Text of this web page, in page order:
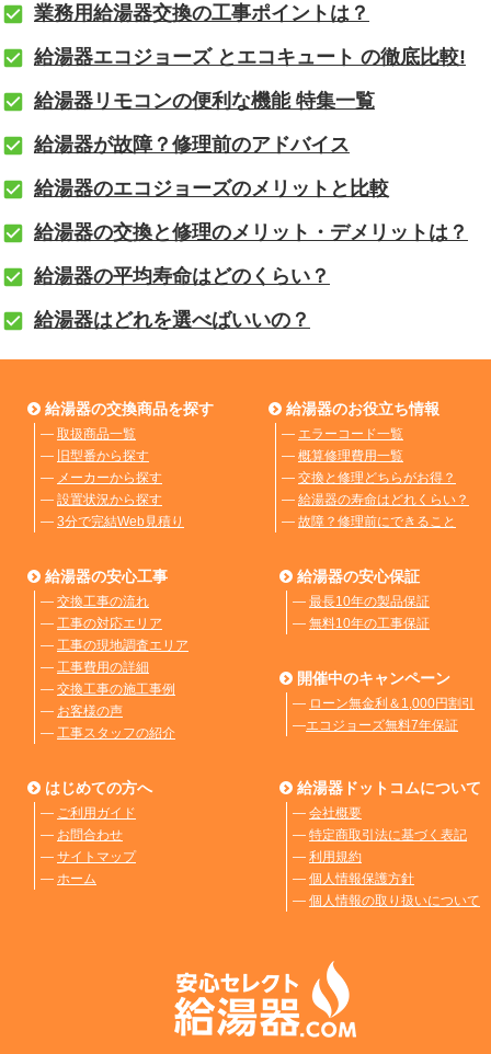
業務用給湯器交換の工事ポイントは？
給湯器エコジョーズ とエコキュート の徹底比較!
給湯器リモコンの便利な機能 特集一覧
給湯器が故障？修理前のアドバイス
給湯器のエコジョーズのメリットと比較
給湯器の交換と修理のメリット・デメリットは？
給湯器の平均寿命はどのくらい？
給湯器はどれを選べばいいの？
給湯器の交換商品を探す
― 取扱商品一覧
― 旧型番から探す
― メーカーから探す
― 設置状況から探す
― 3分で完結Web見積り
給湯器のお役立ち情報
― エラーコード一覧
― 概算修理費用一覧
― 交換と修理どちらがお得？
― 給湯器の寿命はどれくらい？
― 故障？修理前にできること
給湯器の安心工事
― 交換工事の流れ
― 工事の対応エリア
― 工事の現地調査エリア
― 工事費用の詳細
― 交換工事の施工事例
― お客様の声
― 工事スタッフの紹介
給湯器の安心保証
― 最長10年の製品保証
― 無料10年の工事保証
開催中のキャンペーン
― ローン無金利＆1,000円割引
―エコジョーズ無料7年保証
はじめての方へ
― ご利用ガイド
― お問合わせ
― サイトマップ
― ホーム
給湯器ドットコムについて
― 会社概要
― 特定商取引法に基づく表記
― 利用規約
― 個人情報保護方針
― 個人情報の取り扱いについて